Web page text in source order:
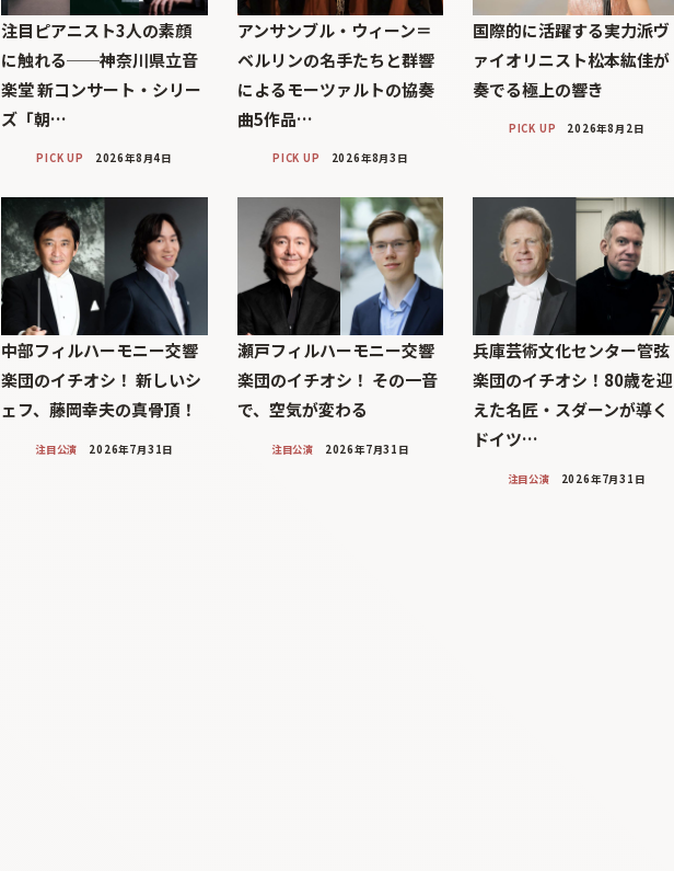
注目ピアニスト3人の素顔
に触れる──神奈川県立音
楽堂 新コンサート・シリー
ズ「朝…
PICK UP 2026年8月4日
アンサンブル・ウィーン＝
ベルリンの名手たちと群響
によるモーツァルトの協奏
曲5作品…
PICK UP 2026年8月3日
国際的に活躍する実力派ヴ
ァイオリニスト松本紘佳が
奏でる極上の響き
PICK UP 2026年8月2日
中部フィルハーモニー交響
楽団のイチオシ！ 新しいシ
ェフ、藤岡幸夫の真骨頂！
注目公演 2026年7月31日
瀬戸フィルハーモニー交響
楽団のイチオシ！ その一音
で、空気が変わる
注目公演 2026年7月31日
兵庫芸術文化センター管弦
楽団のイチオシ！80歳を迎
えた名匠・スダーンが導く
ドイツ…
注目公演 2026年7月31日